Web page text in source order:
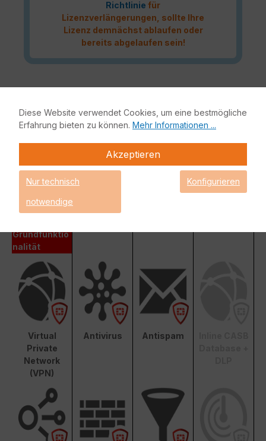
Richtlinie für
Lizenzverlängerungen, sollte Ihre
Lizenz demnächst ablaufen oder
bereits abgelaufen sein!
vollumfängliche Netzwerksicherheit für Ihre IT-Infrastruktur.
Bestandteile dieses Bundles sind neben der Fortinet
Hardware-Appliance auch FortiCare und FortiGuard.
Fortinet Unified Threat Protection (UTP)
Enterprise Protection
Advanced Threat
Grundfunktio
nalität
Virtual
Private
Network
(VPN)
Antivirus Antispam
Diese Website verwendet Cookies, um eine bestmögliche
Erfahrung bieten zu können. Mehr Informationen ...
Akzeptieren
Nur technisch
notwendige
Konfigurieren